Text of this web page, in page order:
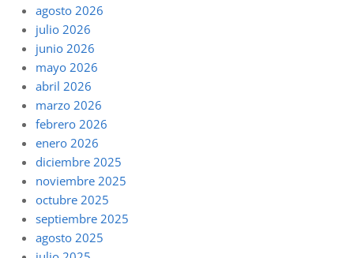
agosto 2026
julio 2026
junio 2026
mayo 2026
abril 2026
marzo 2026
febrero 2026
enero 2026
diciembre 2025
noviembre 2025
octubre 2025
septiembre 2025
agosto 2025